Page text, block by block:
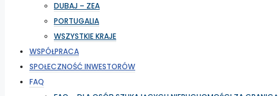
DUBAJ – ZEA
PORTUGALIA
WSZYSTKIE KRAJE
WSPÓŁPRACA
SPOŁECZNOŚĆ INWESTORÓW
FAQ